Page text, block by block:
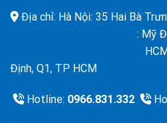
Địa chỉ: Hà Nội: 35 Hai Bà
: Mỹ Đình, Mễ
HCM : Trần
Định, Q1, TP HCM
Hotline: 0966.831.332